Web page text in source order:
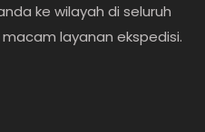
ke wilayah di seluruh
layanan ekspedisi.